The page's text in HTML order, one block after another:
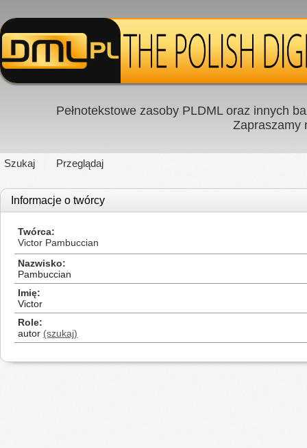
Pełnotekstowe zasoby PLDML oraz innych
Zapraszamy
Szukaj Przeglądaj
Informacje o twórcy
Twórca
Victor Pambuccian
Nazwisko
Pambuccian
Imię
Victor
Role
autor (szukaj)